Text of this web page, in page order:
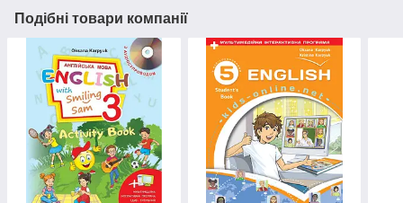
Подібні товари компанії